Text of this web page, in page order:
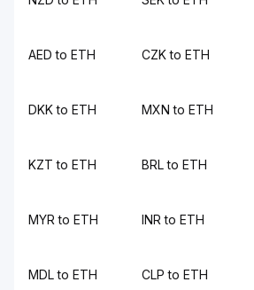
AED to ETH CZK to ETH
DKK to ETH MXN to ETH
KZT to ETH BRL to ETH
MYR to ETH INR to ETH
MDL to ETH CLP to ETH